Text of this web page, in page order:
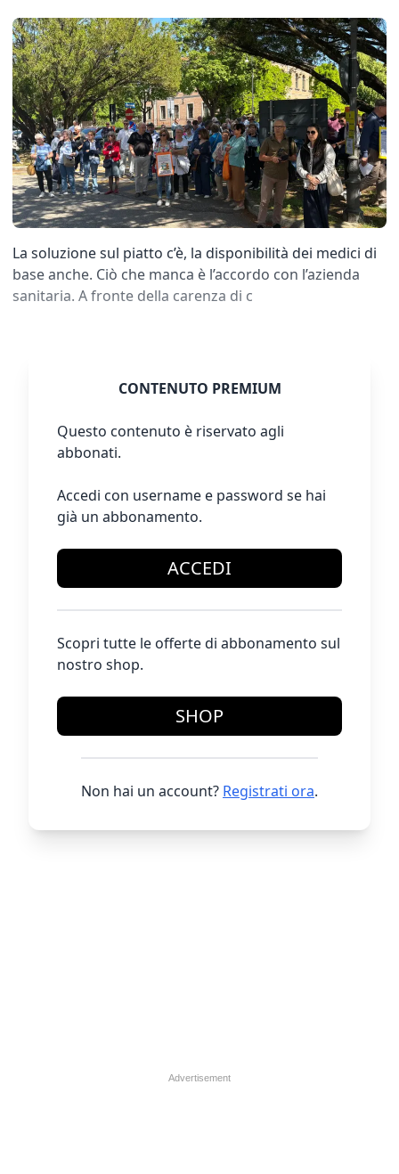
La soluzione sul piatto c’è, la disponibilità dei medici di
base anche. Ciò che manca è l’accordo con l’azienda
sanitaria. A fronte della carenza di c
CONTENUTO PREMIUM
Questo contenuto è riservato agli
abbonati.
Accedi con username e password se hai
già un abbonamento.
ACCEDI
Scopri tutte le offerte di abbonamento sul
nostro shop.
SHOP
Non hai un account? Registrati ora.